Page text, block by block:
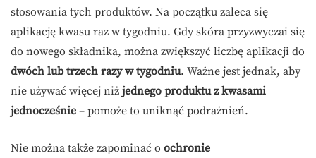
stosowania tych produktów. Na początku zaleca się
aplikację kwasu raz w tygodniu. Gdy skóra przyzwyczai się
do nowego składnika, można zwiększyć liczbę aplikacji do
dwóch lub trzech razy w tygodniu. Ważne jest jednak, aby
nie używać więcej niż jednego produktu z kwasami
jednocześnie – pomoże to uniknąć podrażnień.
Nie można także zapominać o ochronie